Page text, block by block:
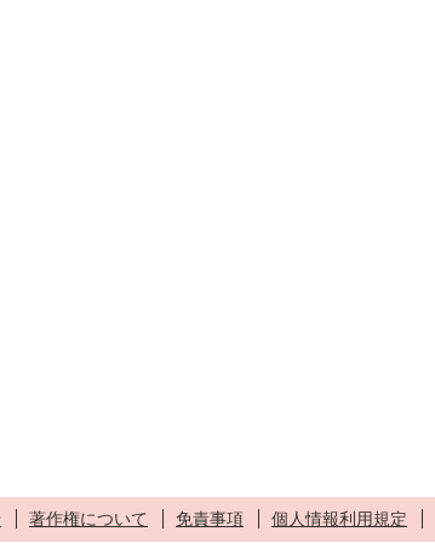
著作権について 免責事項 個人情報利用規定